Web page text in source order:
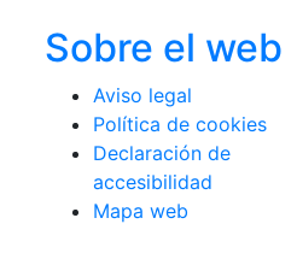
Sobre el web
Aviso legal
Política de cookies
Declaración de
accesibilidad
Mapa web